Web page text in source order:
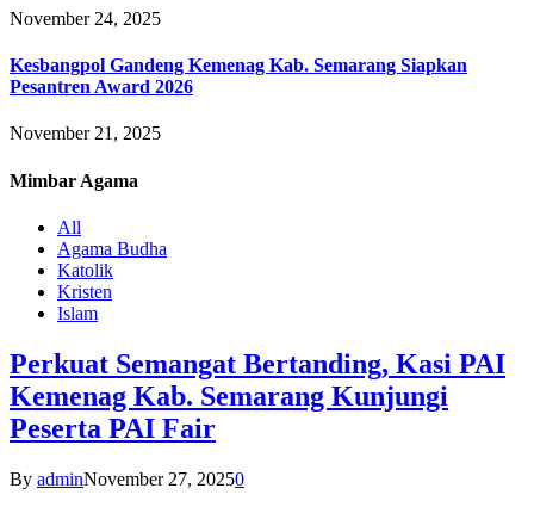
November 24, 2025
Kesbangpol Gandeng Kemenag Kab. Semarang Siapkan
Pesantren Award 2026
November 21, 2025
Mimbar Agama
All
Agama Budha
Katolik
Kristen
Islam
Perkuat Semangat Bertanding, Kasi PAI
Kemenag Kab. Semarang Kunjungi
Peserta PAI Fair
By adminNovember 27, 20250